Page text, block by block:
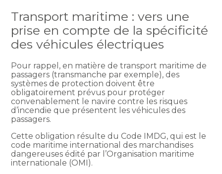
Transport maritime : vers une
prise en compte de la spécificité
des véhicules électriques
Pour rappel, en matière de transport maritime de
passagers (transmanche par exemple), des
systèmes de protection doivent être
obligatoirement prévus pour protéger
convenablement le navire contre les risques
d’incendie que présentent les véhicules des
passagers.
Cette obligation résulte du Code IMDG, qui est le
code maritime international des marchandises
dangereuses édité par l’Organisation maritime
internationale (OMI).